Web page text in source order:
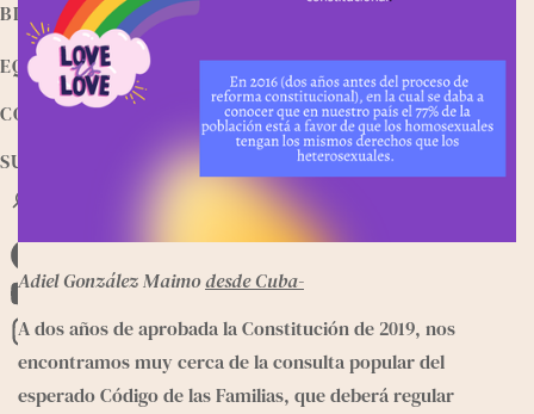
BIBLIOTECA
EQUIPO
CONTACTO
SUMATE
Adiel González Maimodesde Cuba-
A dos años de aprobada la Constitución de 2019, nos
encontramos muy cerca de la consulta popular del
esperado Código de las Familias, que deberá regular